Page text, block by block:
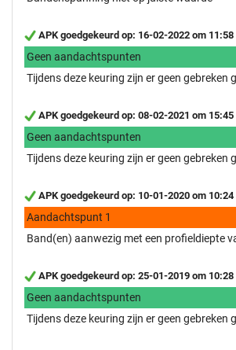
APK goedgekeurd op: 16-02-2022 om 11:58
Geen aandachtspunten
Tijdens deze keuring zijn er geen gebreken
APK goedgekeurd op: 08-02-2021 om 15:45
Geen aandachtspunten
Tijdens deze keuring zijn er geen gebreken
APK goedgekeurd op: 10-01-2020 om 10:24
Aandachtspunt 1
Band(en) aanwezig met een profieldiepte
APK goedgekeurd op: 25-01-2019 om 10:28
Geen aandachtspunten
Tijdens deze keuring zijn er geen gebreken